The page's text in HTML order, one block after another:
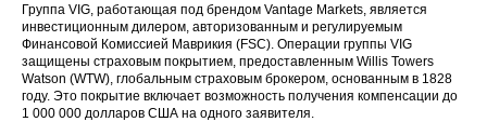
Группа VIG, работающая под брендом Vantage Markets, является
инвестиционным дилером, авторизованным и регулируемым
Финансовой Комиссией Маврикия (FSC). Операции группы VIG
защищены страховым покрытием, предоставленным Willis Towers
Watson (WTW), глобальным страховым брокером, основанным в 1828
году. Это покрытие включает возможность получения компенсации до
1 000 000 долларов США на одного заявителя.